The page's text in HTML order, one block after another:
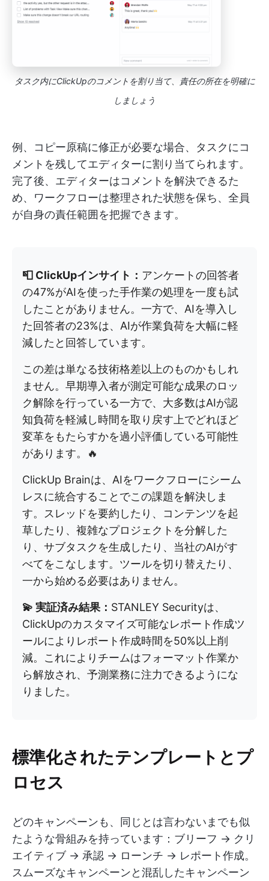
タスク内にClickUpのコメントを割り当て、責任の所在を明確に
しましょう
例、コピー原稿に修正が必要な場合、タスクにコ
メントを残してエディターに割り当てられます。
完了後、エディターはコメントを解決できるた
め、ワークフローは整理された状態を保ち、全員
が自身の責任範囲を把握できます。
📮 ClickUpインサイト： アンケートの回答者
の47%がAIを使った手作業の処理を一度も試
したことがありません。一方で、AIを導入し
た回答者の23%は、AIが作業負荷を大幅に軽
減したと回答しています。
この差は単なる技術格差以上のものかもしれ
ません。早期導入者が測定可能な成果のロッ
ク解除を行っている一方で、大多数はAIが認
知負荷を軽減し時間を取り戻す上でどれほど
変革をもたらすかを過小評価している可能性
があります。🔥
ClickUp Brainは、AIをワークフローにシーム
レスに統合することでこの課題を解決しま
す。スレッドを要約したり、コンテンツを起
草したり、複雑なプロジェクトを分解した
り、サブタスクを生成したり、当社のAIがす
べてをこなします。ツールを切り替えたり、
一から始める必要はありません。
💫 実証済み結果： STANLEY Securityは、
ClickUpのカスタマイズ可能なレポート作成ツ
ールによりレポート作成時間を50%以上削
減。これによりチームはフォーマット作業か
ら解放され、予測業務に注力できるようにな
りました。
標準化されたテンプレートとプ
ロセス
どのキャンペーンも、同じとは言わないまでも似
たような骨組みを持っています：ブリーフ → クリ
エイティブ → 承認 → ローンチ → レポート作成。
スムーズなキャンペーンと混乱したキャンペーン